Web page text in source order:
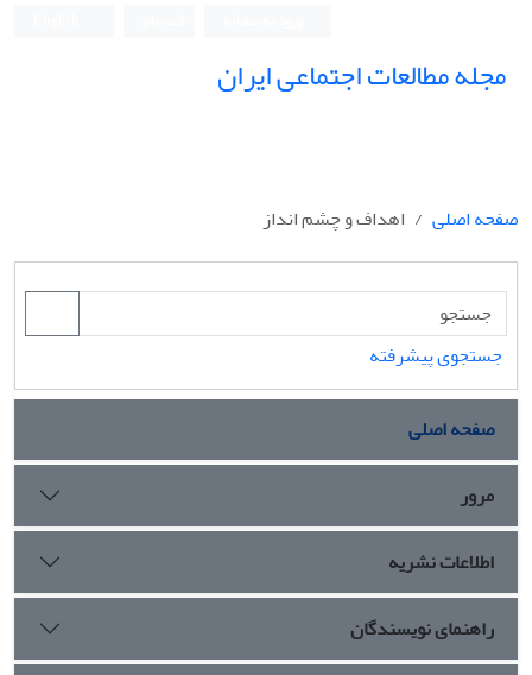
مجله مطالعات اجتماعی ایران
صفحه اصلی اهداف و چشم انداز
جستجوی پیشرفته
صفحه اصلی
مرور
اطلاعات نشریه
راهنمای نویسندگان